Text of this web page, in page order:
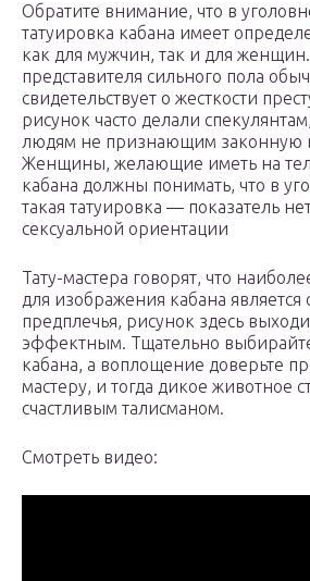
Обратите внимание, что в
татуировка кабана имеет
как для мужчин, так и для
представителя сильного пола
свидетельствует о жесткости
рисунок часто делали
людям не признающим законную
Женщины, желающие иметь на
кабана должны понимать, что в
такая татуировка — показатель
сексуальной ориентации
Тату-мастера говорят, что
для изображения кабана является
предплечья, рисунок здесь
эффектным. Тщательно выбирайте
кабана, а воплощение доверьте
мастеру, и тогда дикое животное
счастливым талисманом.
Смотреть видео: